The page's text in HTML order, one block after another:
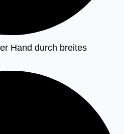
Hand durch breites